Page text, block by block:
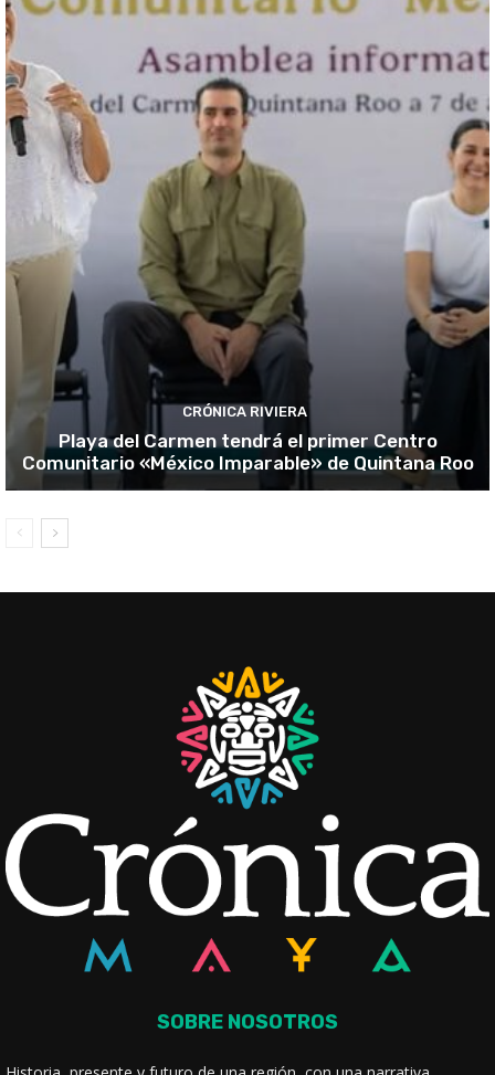
CRÓNICA RIVIERA
Playa del Carmen tendrá el primer Centro
Comunitario «México Imparable» de Quintana Roo
SOBRE NOSOTROS